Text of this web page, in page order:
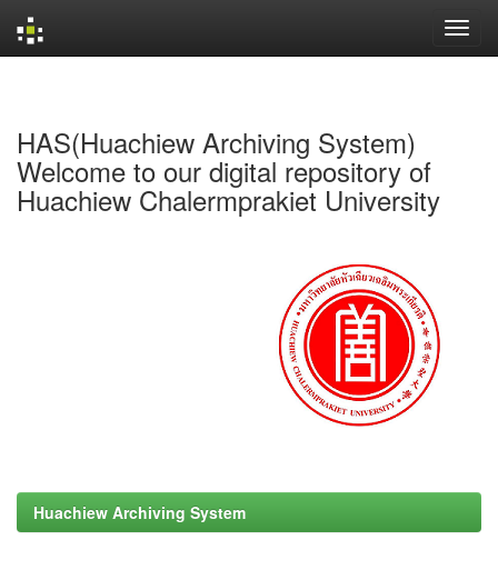
HAS(Huachiew Archiving System)
Welcome to our digital repository of
Huachiew Chalermprakiet University
Huachiew Archiving System